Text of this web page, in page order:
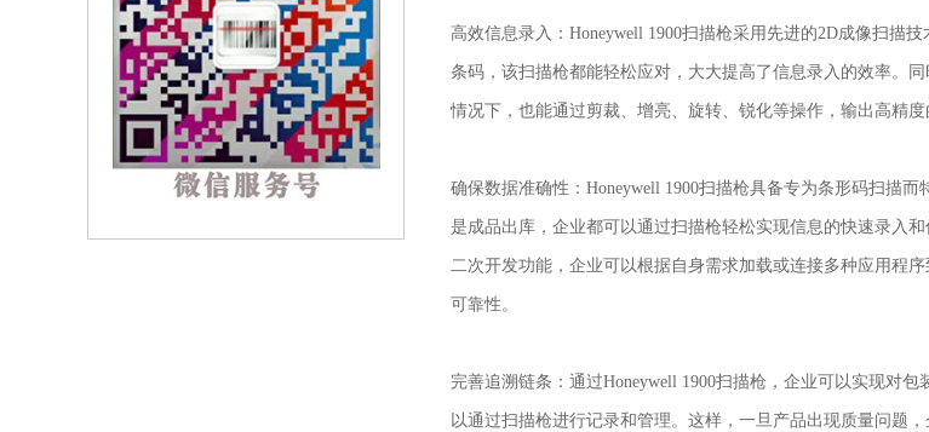
高效信息录入：Honeywell 1900扫描枪采用先进的2D成像扫描
条码，该扫描枪都能轻松应对，大大提高了信息录入的效率。
情况下，也能通过剪裁、增亮、旋转、锐化等操作，输出高精度
确保数据准确性：Honeywell 1900扫描枪具备专为条形码扫描
是成品出库，企业都可以通过扫描枪轻松实现信息的快速录入
二次开发功能，企业可以根据自身需求加载或连接多种应用程
可靠性。
完善追溯链条：通过Honeywell 1900扫描枪，企业可以实现对
以通过扫描枪进行记录和管理。这样，一旦产品出现质量问题